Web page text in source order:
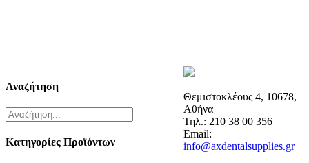
Αναζήτηση
Κατηγορίες Προϊόντων
Θεμιστοκλέους 4, 10678,
Αθήνα
Τηλ.: 210 38 00 356
Email:
info@axdentalsupplies.gr